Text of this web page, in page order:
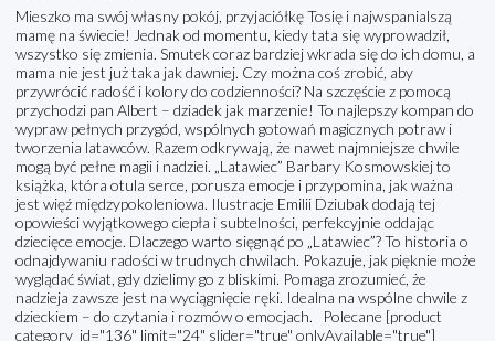
Mieszko ma swój własny pokój, przyjaciółkę Tosię i najwspanialszą
mamę na świecie! Jednak od momentu, kiedy tata się wyprowadził,
wszystko się zmienia. Smutek coraz bardziej wkrada się do ich domu, a
mama nie jest już taka jak dawniej. Czy można coś zrobić, aby
przywrócić radość i kolory do codzienności? Na szczęście z pomocą
przychodzi pan Albert – dziadek jak marzenie! To najlepszy kompan do
wypraw pełnych przygód, wspólnych gotowań magicznych potraw i
tworzenia latawców. Razem odkrywają, że nawet najmniejsze chwile
mogą być pełne magii i nadziei. „Latawiec” Barbary Kosmowskiej to
książka, która otula serce, porusza emocje i przypomina, jak ważna
jest więź międzypokoleniowa. Ilustracje Emilii Dziubak dodają tej
opowieści wyjątkowego ciepła i subtelności, perfekcyjnie oddając
dziecięce emocje. Dlaczego warto sięgnąć po „Latawiec”? To historia o
odnajdywaniu radości w trudnych chwilach. Pokazuje, jak pięknie może
wyglądać świat, gdy dzielimy go z bliskimi. Pomaga zrozumieć, że
nadzieja zawsze jest na wyciągnięcie ręki. Idealna na wspólne chwile z
dzieckiem – do czytania i rozmów o emocjach. Polecane [product
category_id="136" limit="24" slider="true" onlyAvailable="true"]